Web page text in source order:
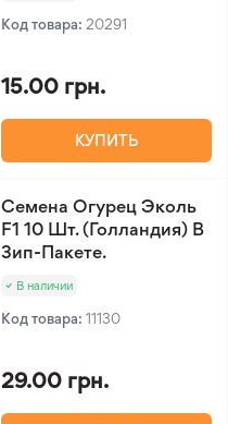
Код товара: 20291
15.00 грн.
КУПИТЬ
Семена Огурец Эколь
F1 10 Шт. (Голландия) В
Зип-Пакете.
В наличии
Код товара: 11130
29.00 грн.